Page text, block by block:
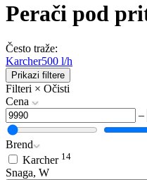
Perači pod
Često traže:
Karcher500 l/h
Prikazi filtere
Filteri × Očisti
Cena
–
Brend
Karcher 14
Snaga, W